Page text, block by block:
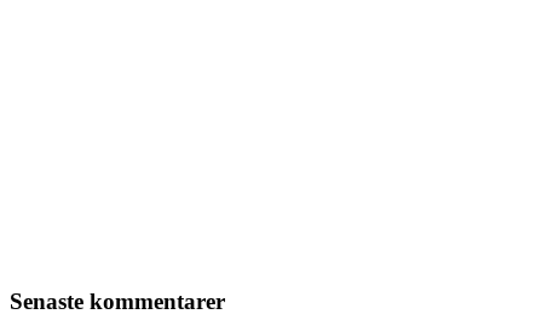
Senaste kommentarer